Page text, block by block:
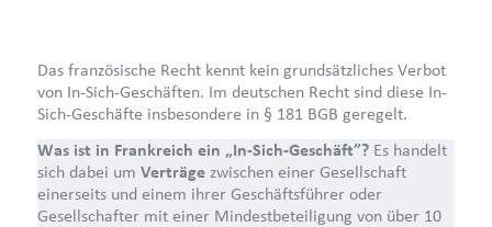
Das französische Recht kennt kein grundsätzliches Verbot
von In-Sich-Geschäften. Im deutschen Recht sind diese In-
Sich-Geschäfte insbesondere in § 181 BGB geregelt.
Was ist in Frankreich ein „In-Sich-Geschäft”?Es handelt
sich dabei um Verträgezwischen einer Gesellschaft
einerseits und einem ihrer Geschäftsführer oder
Gesellschafter mit einer Mindestbeteiligung von über 10